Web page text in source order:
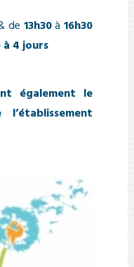
de 13h30à16h30
à 4 jours
également le